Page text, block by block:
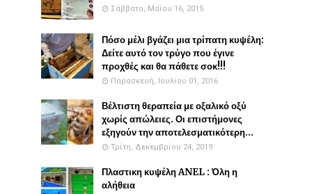
Σάββατο, Μαΐου 16, 2015
Πόσο μέλι βγάζει μια τρίπατη κυψέλη:
Δείτε αυτό τον τρύγο που έγινε
προχθές και θα πάθετε σοκ!!!
Παρασκευή, Ιουλίου 01, 2016
Βέλτιστη θεραπεία με οξαλικό οξύ
χωρίς απώλειες. Οι επιστήμονες
εξηγούν την αποτελεσματικότερη...
Τρίτη, Δεκεμβρίου 24, 2019
Πλαστικη κυψέλη ANEL : Όλη η
αλήθεια